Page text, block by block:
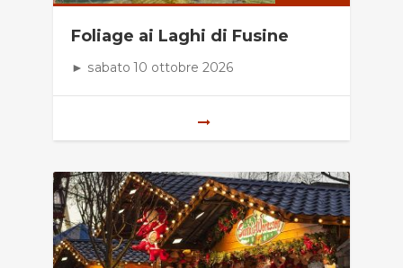
Foliage ai Laghi di Fusine
► sabato 10 ottobre 2026